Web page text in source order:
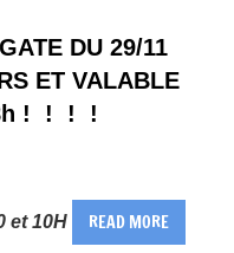
DU 29/11
ET VALABLE
! ! ! !
et 10H READ MORE